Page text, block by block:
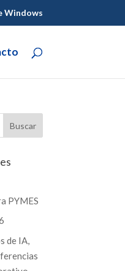
Windows
PYMES
de IA,